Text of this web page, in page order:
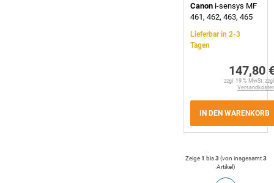
Canon i-sensys MF
461, 462, 463, 465
Lieferbar in 2-3
Tagen
147,80
zzgl. 19 % MwSt.
IN DEN WARENKORB
Zeige1 bis3(von insgesamt3
Artikel)